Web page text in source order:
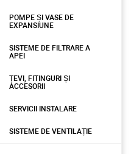
POMPE ȘI VASE DE
EXPANSIUNE
SISTEME DE FILTRARE A
APEI
ȚEVI, FITINGURI ȘI
ACCESORII
SERVICII INSTALARE
SISTEME DE VENTILAȚIE